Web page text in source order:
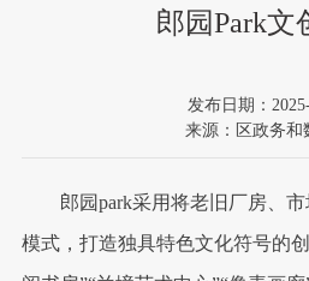
郎园Park文
发布日期：
来源：区政务和
郎园park采用将老旧厂房、
模式，打造独具特色文化符号的